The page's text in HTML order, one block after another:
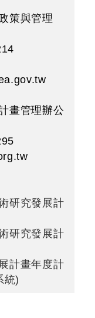
策與管理
畫管理辦公
研究發展計
研究發展計
計畫年度計
統)